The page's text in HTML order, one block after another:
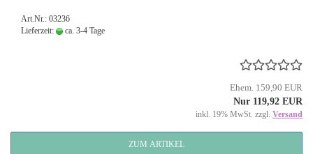
Art.Nr.: 03236
Lieferzeit:
ca. 3-4 Tage
Ehem. 159,90 EUR
Nur 119,92 EUR
inkl. 19% MwSt. zzgl. Versand
ZUM ARTIKEL